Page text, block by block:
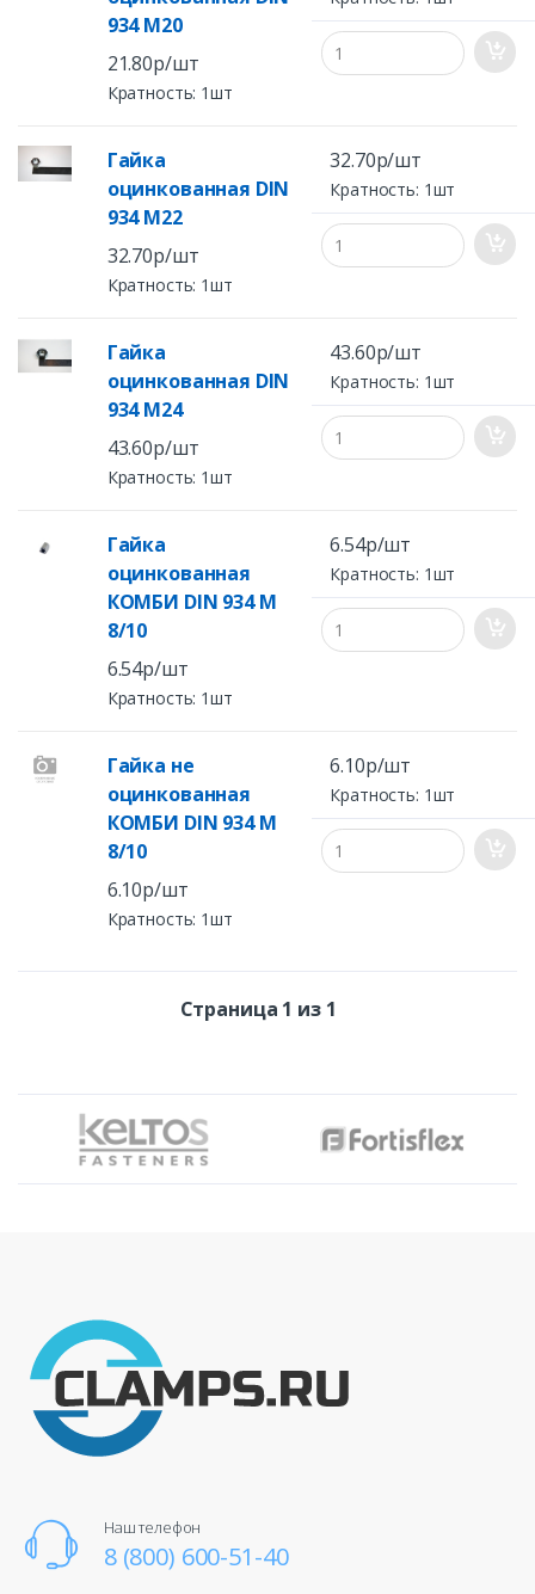
934 M20
21.80р/шт
Кратность: 1шт
Гайка
оцинкованная DIN
934 М22
32.70р/шт
Кратность: 1шт
32.70р/шт
Кратность: 1шт
Гайка
оцинкованная DIN
934 М24
43.60р/шт
Кратность: 1шт
43.60р/шт
Кратность: 1шт
Гайка
оцинкованная
КОМБИ DIN 934 M
8/10
6.54р/шт
Кратность: 1шт
6.54р/шт
Кратность: 1шт
Гайка не
оцинкованная
КОМБИ DIN 934 M
8/10
6.10р/шт
Кратность: 1шт
6.10р/шт
Кратность: 1шт
Страница 1 из 1
Наш телефон
8 (800) 600-51-40